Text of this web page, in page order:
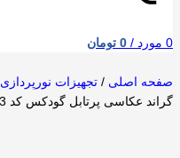
0 مورد /
0 تومان
صفحه اصلی / تجهیزات نورپردازی
گراند عکاسی پرتابل گودکس کد CBA-TA0003